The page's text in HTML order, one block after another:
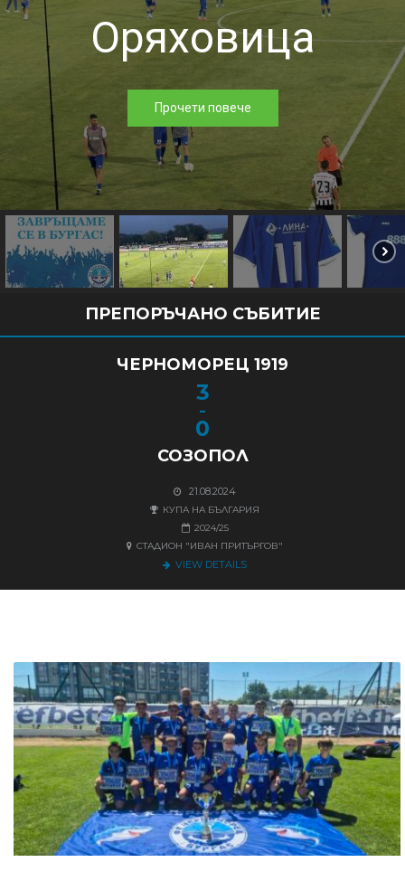
Оряховица
Прочети повече
ПРЕПОРЪЧАНО СЪБИТИЕ
ЧЕРНОМОРЕЦ 1919
3
-
0
СОЗОПОЛ
21.08.2024
КУПА НА БЪЛГАРИЯ
2024/25
СТАДИОН "ИВАН ПРИТЪРГОВ"
VIEW DETAILS